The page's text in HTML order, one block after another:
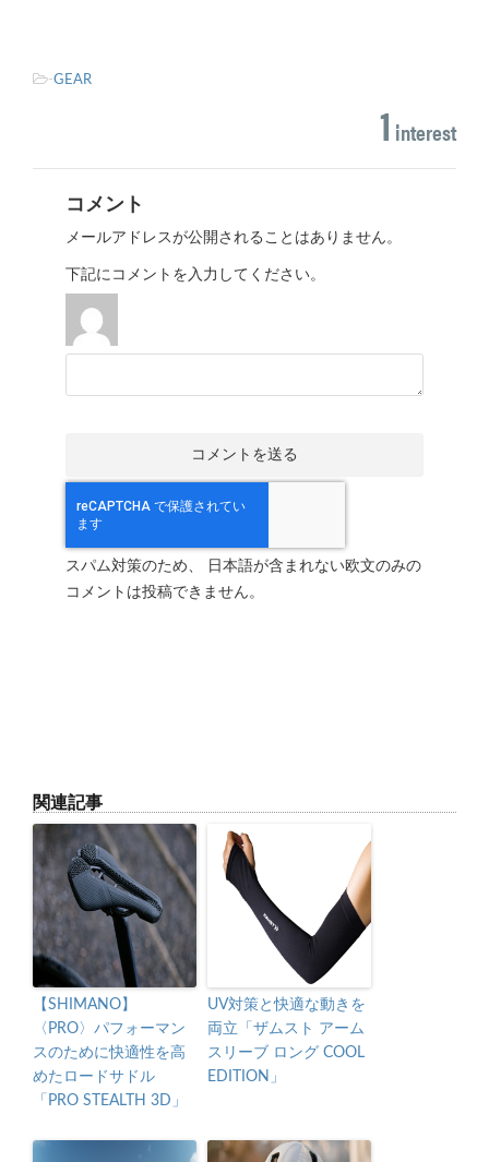
-GEAR
1 interest
コメント
メールアドレスが公開されることはありません。
下記にコメントを入力してください。
スパム対策のため、 日本語が含まれない欧文のみの
コメントは投稿できません。
関連記事
【SHIMANO】
〈PRO〉パフォーマン
スのために快適性を高
めたロードサドル
「PRO STEALTH 3D」
UV対策と快適な動きを
両立「ザムスト アーム
スリーブ ロング COOL
EDITION」